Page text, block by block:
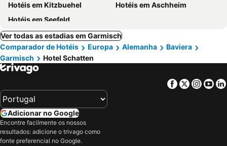
Hotéis em Kitzbuehel
Hotéis em Aschheim
Hotéis em Seefeld
Ver todas as estadias em Garmisch
Comparador de Hotéis
Europa Alemanha
Baviera
Garmisch
Hotel Schatten
Facebook
Twitter
Adicionar no Google
Encontre facilmente os nossos
resultados: adicione o trivago como
fonte preferencial no Google.